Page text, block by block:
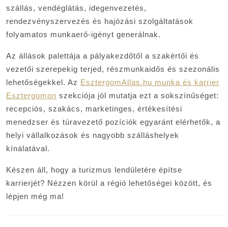
szállás, vendéglátás, idegenvezetés,
rendezvényszervezés és hajózási szolgáltatások
folyamatos munkaerő-igényt generálnak.
Az állások palettája a pályakezdőtől a szakértői és
vezetői szerepekig terjed, részmunkaidős és szezonális
lehetőségekkel. Az EsztergomAllas.hu munka és karrier
Esztergomon szekciója jól mutatja ezt a sokszínűséget:
recepciós, szakács, marketinges, értékesítési
menedzser és túravezető pozíciók egyaránt elérhetők, a
helyi vállalkozások és nagyobb szálláshelyek
kínálatával.
Készen áll, hogy a turizmus lendületére építse
karrierjét? Nézzen körül a régió lehetőségei között, és
lépjen még ma!